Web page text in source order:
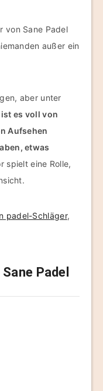
von Sane Padel
außer ein
aber unter
es voll von
Aufsehen
etwas
spielt eine Rolle,
padel-Schläger,
Padel